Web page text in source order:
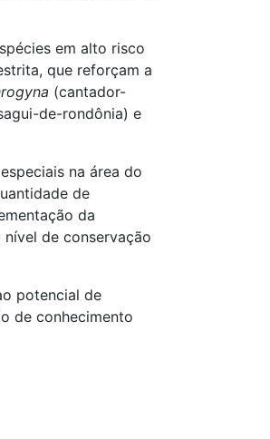
em alto risco
que reforçam a
(cantador-
de-rondônia) e
na área do
de
da
de conservação
potencial de
de conhecimento